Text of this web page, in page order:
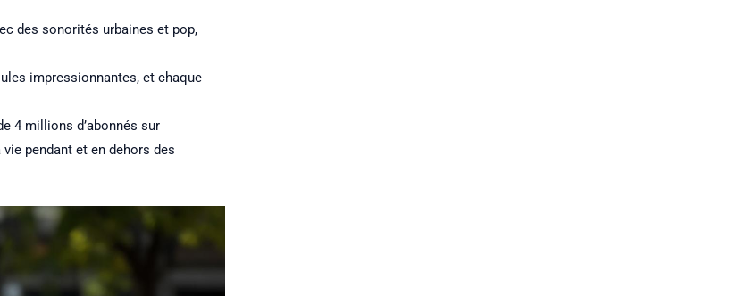
des sonorités urbaines et pop,
impressionnantes, et chaque
4 millions d’abonnés sur
pendant et en dehors des